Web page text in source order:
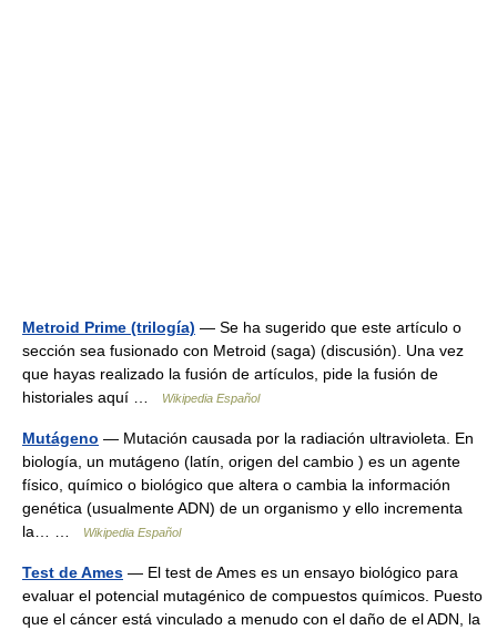
Metroid Prime (trilogía) — Se ha sugerido que este artículo o
sección sea fusionado con Metroid (saga) (discusión). Una vez
que hayas realizado la fusión de artículos, pide la fusión de
historiales aquí …
Wikipedia Español
Mutágeno — Mutación causada por la radiación ultravioleta. En
biología, un mutágeno (latín, origen del cambio ) es un agente
físico, químico o biológico que altera o cambia la información
genética (usualmente ADN) de un organismo y ello incrementa
la… …
Wikipedia Español
Test de Ames — El test de Ames es un ensayo biológico para
evaluar el potencial mutagénico de compuestos químicos. Puesto
que el cáncer está vinculado a menudo con el daño de el ADN, la